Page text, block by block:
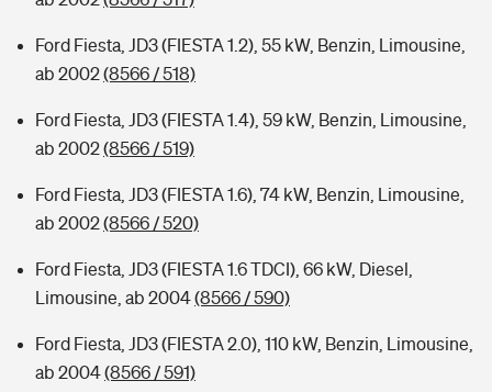
Ford Fiesta, JD3 (FIESTA 1.2), 55 kW, Benzin, Limousine,
ab 2002(8566 / 518)
Ford Fiesta, JD3 (FIESTA 1.4), 59 kW, Benzin, Limousine,
ab 2002(8566 / 519)
Ford Fiesta, JD3 (FIESTA 1.6), 74 kW, Benzin, Limousine,
ab 2002(8566 / 520)
Ford Fiesta, JD3 (FIESTA 1.6 TDCI), 66 kW, Diesel,
Limousine, ab 2004(8566 / 590)
Ford Fiesta, JD3 (FIESTA 2.0), 110 kW, Benzin, Limousine,
ab 2004(8566 / 591)